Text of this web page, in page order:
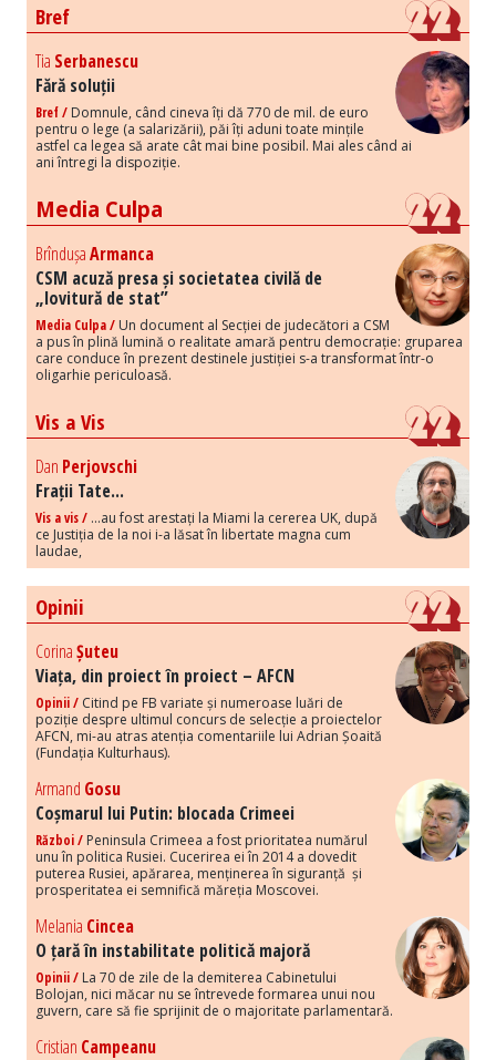
Bref
Tia Serbanescu
Fără soluții
Bref / Domnule, când cineva îți dă 770 de mil. de euro
pentru o lege (a salarizării), păi îți aduni toate mințile
astfel ca legea să arate cât mai bine posibil. Mai ales când ai
ani întregi la dispoziție.
Media Culpa
BrîndușaArmanca
CSM acuză presa și societatea civilă de
„lovitură de stat”
Media Culpa / Un document al Secției de judecători a CSM
a pus în plină lumină o realitate amară pentru democrație: gruparea
care conduce în prezent destinele justiției s-a transformat într-o
oligarhie periculoasă.
Vis a Vis
Dan Perjovschi
Frații Tate...
Vis a vis / ...au fost arestați la Miami la cererea UK, după
ce Justiția de la noi i-a lăsat în libertate magna cum
laudae,
Opinii
CorinaȘuteu
Viața, din proiect în proiect – AFCN
Opinii / Citind pe FB variate și numeroase luări de
poziție despre ultimul concurs de selecție a proiectelor
AFCN, mi-au atras atenția comentariile lui Adrian Șoaită
(Fundația Kulturhaus).
Armand Gosu
Coșmarul lui Putin: blocada Crimeei
Război / Peninsula Crimeea a fost prioritatea numărul
unu în politica Rusiei. Cucerirea ei în 2014 a dovedit
puterea Rusiei, apărarea, menținerea în siguranță și
prosperitatea ei semnifică măreția Moscovei.
Melania Cincea
O țară în instabilitate politică majoră
Opinii / La 70 de zile de la demiterea Cabinetului
Bolojan, nici măcar nu se întrevede formarea unui nou
guvern, care să fie sprijinit de o majoritate parlamentară.
Cristian Campeanu